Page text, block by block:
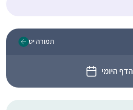
היומי
תמורה יט